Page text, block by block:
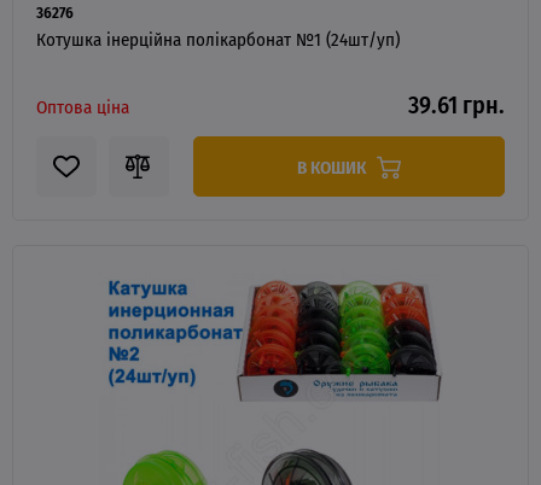
36276
Котушка інерційна полікарбонат №1 (24шт/уп)
Оптова ціна 39.61 грн.
В КОШИК